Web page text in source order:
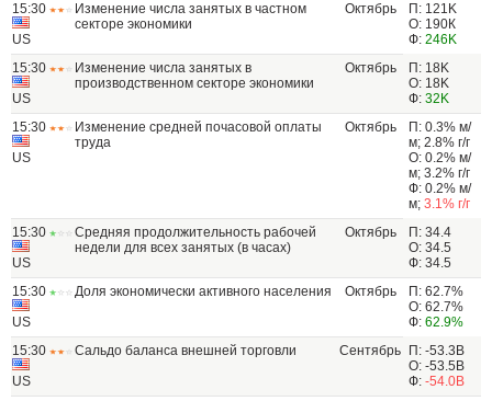
15:30
US
Изменение числа занятых в частном
секторе экономики
Октябрь
П: 121K
О: 190К
Ф: 246K
15:30
US
Изменение числа занятых в
производственном секторе экономики
Октябрь
П: 18K
О: 18K
Ф: 32K
15:30
US
Изменение средней почасовой оплаты
труда
Октябрь
П: 0.3% м/
м; 2.8% г/г
О: 0.2% м/
м; 3.2% г/г
Ф: 0.2% м/
м; 3.1% г/г
15:30
US
Средняя продолжительность рабочей
недели для всех занятых (в часах)
Октябрь
П: 34.4
О: 34.5
Ф: 34.5
15:30
US
Доля экономически активного населения Октябрь
П: 62.7%
О: 62.7%
Ф: 62.9%
15:30
US
Сальдо баланса внешней торговли Сентябрь
П: -53.3B
О: -53.5B
Ф: -54.0B